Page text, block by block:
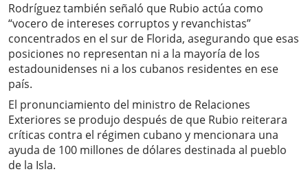
Rodríguez también señaló que Rubio actúa como
“vocero de intereses corruptos y revanchistas”
concentrados en el sur de Florida, asegurando que esas
posiciones no representan ni a la mayoría de los
estadounidenses ni a los cubanos residentes en ese
país.
El pronunciamiento del ministro de Relaciones
Exteriores se produjo después de que Rubio reiterara
críticas contra el régimen cubano y mencionara una
ayuda de 100 millones de dólares destinada al pueblo
de la Isla.